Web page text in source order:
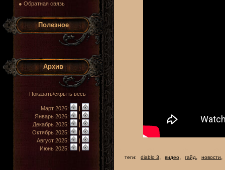
● Обратная связь
Полезное
Архив
Показать\скрыть весь
Март 2026:
|
Январь 2026:
|
Декабрь 2025:
|
Октябрь 2025:
|
Август 2025:
|
Июнь 2025:
|
теги: diablo 3, видео, гайд, новости,